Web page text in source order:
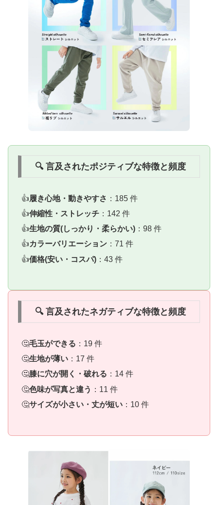
🔍 言及されたポジティブな特徴と頻度
履き心地・動きやすさ ：185 件
伸縮性・ストレッチ ：142 件
生地の質(しっかり・柔らかい) ：98 件
カラーバリエーション ：71 件
価格(安い・コスパ) ：43 件
🔍 言及されたネガティブな特徴と頻度
毛玉ができる ：19 件
生地が薄い ：17 件
膝に穴が開く・破れる ：14 件
色味が写真と違う ：11 件
サイズが小さい・丈が短い ：10 件